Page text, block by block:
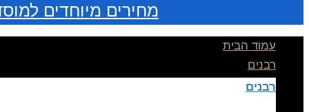
מחירים מיוחדים
עמוד הבית
רבנים
רבנים